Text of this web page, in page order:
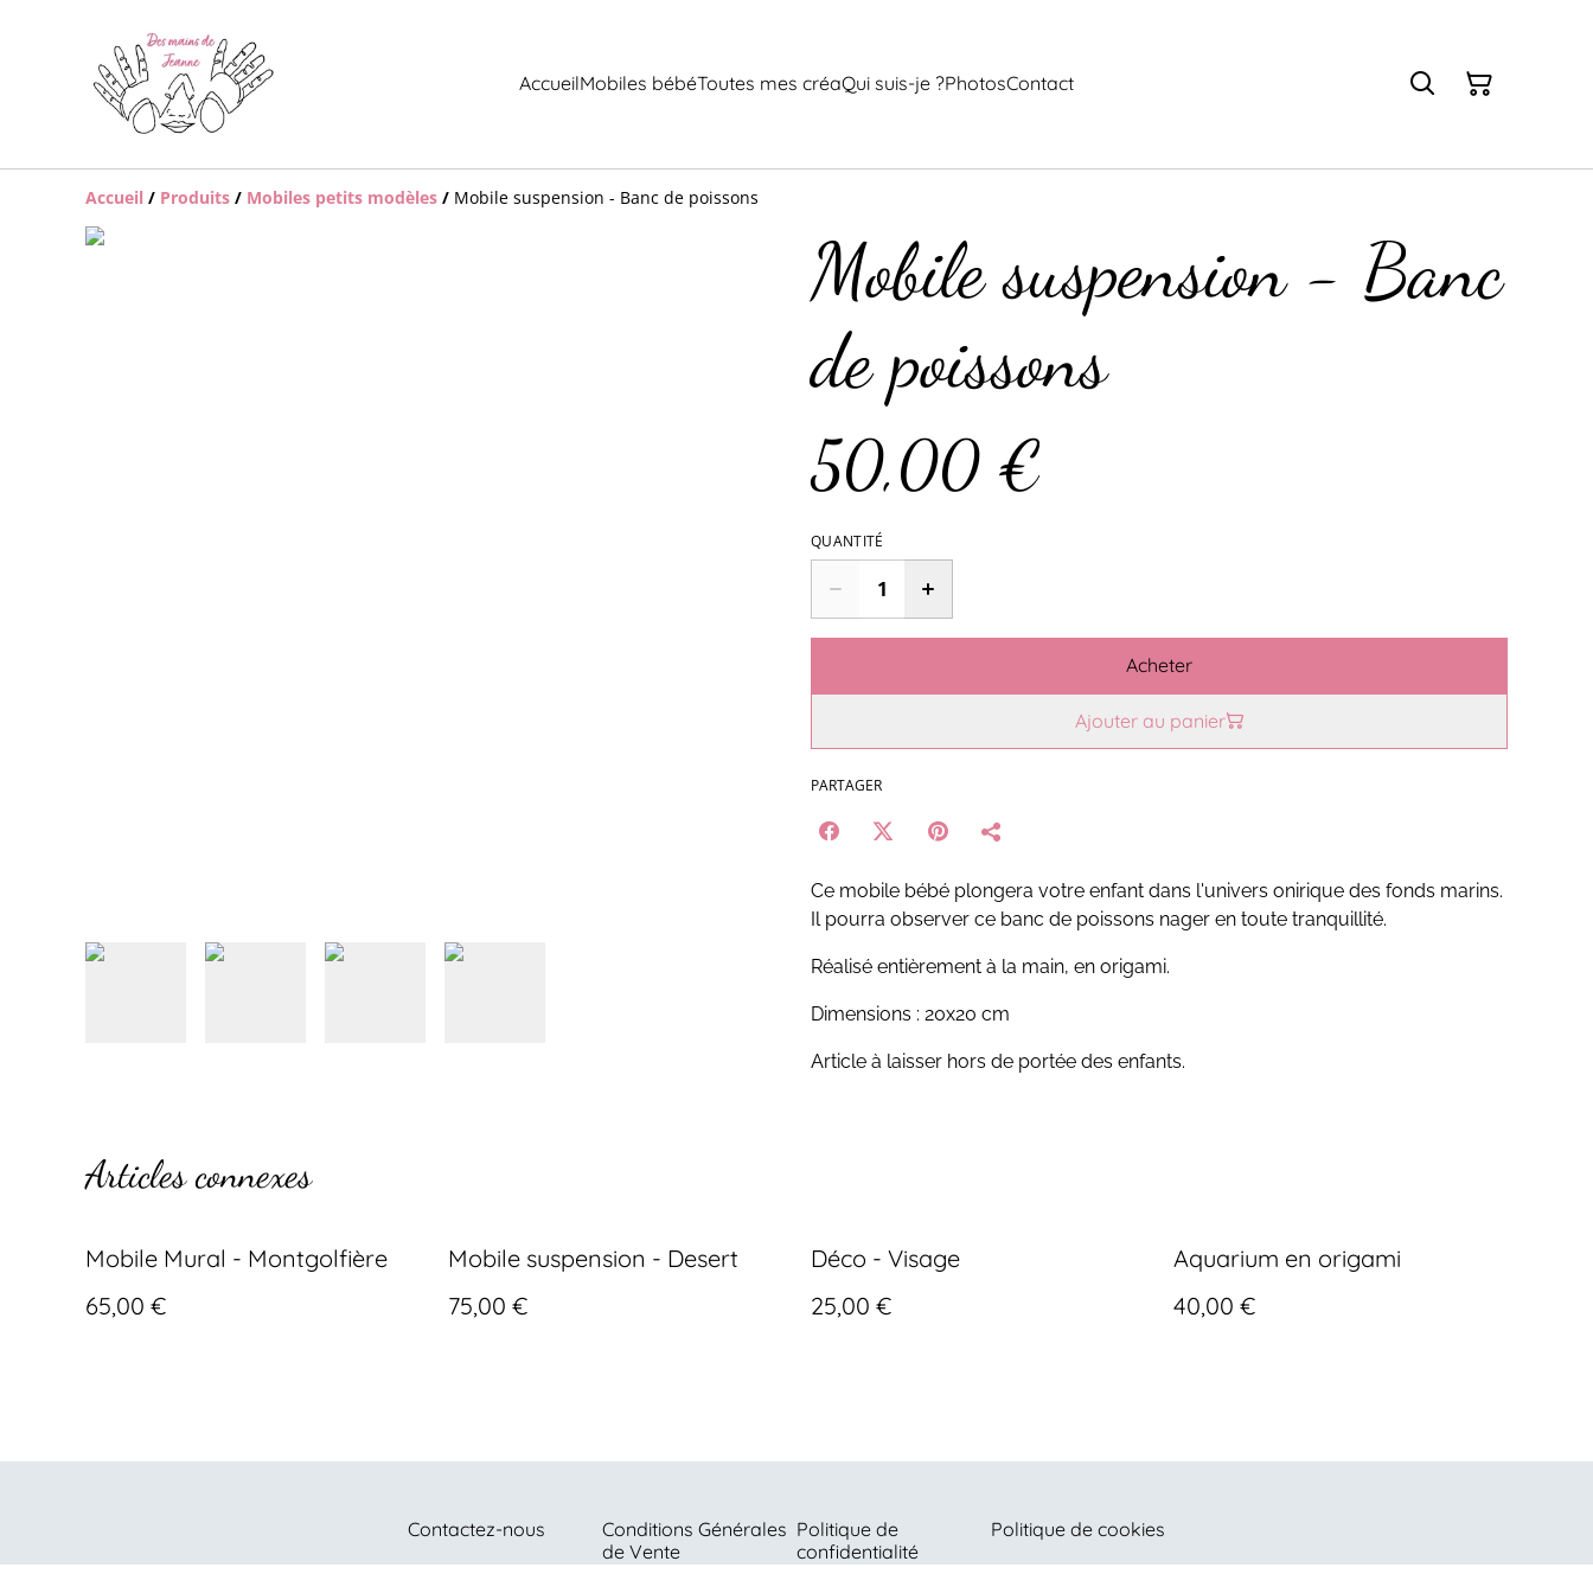
AccueilMobiles bébéToutes mes créaQui suis-je ?PhotosContact
Accueil / Produits / Mobiles petits modèles / Mobile suspension - Banc de poissons
Mobile suspension - Banc
de poissons
50,00 €
QUANTITÉ
Acheter
Ajouter au panier
PARTAGER
Ce mobile bébé plongera votre enfant dans l'univers onirique des fonds marins.
Il pourra observer ce banc de poissons nager en toute tranquillité.
Réalisé entièrement à la main, en origami.
Dimensions : 20x20 cm
Article à laisser hors de portée des enfants.
Articles connexes
Mobile Mural - Montgolfière
65,00 €
Mobile suspension - Desert
75,00 €
Déco - Visage
25,00 €
Aquarium en origami
40,00 €
Contactez-nous
Conditions Générales
de Vente
Politique de
confidentialité
Politique de cookies